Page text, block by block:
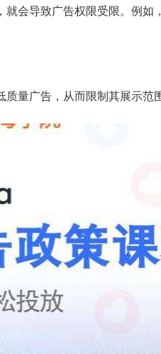
会导致广告权限受限。例如
量广告，从而限制其展示范